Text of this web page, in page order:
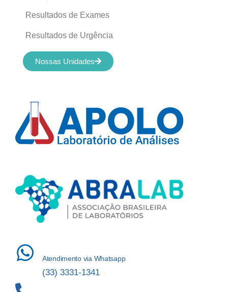
Atendimento via Whatsapp
(33) 3331-1341
Resultados de Exames
Resultados de Urgência
Nossas Unidades